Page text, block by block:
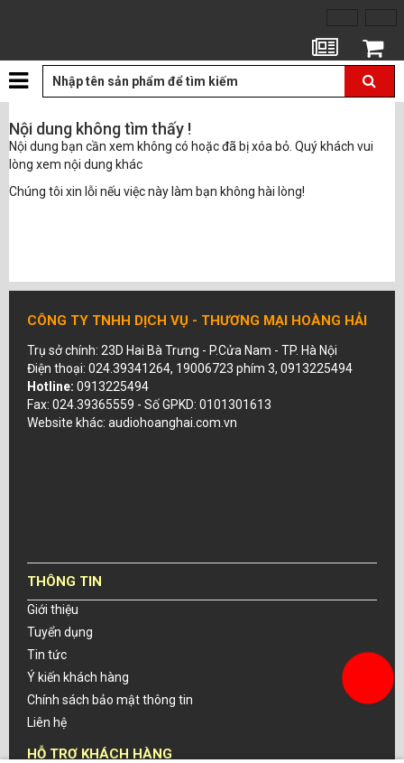
Giỏ hàng
Nội dung không tìm thấy !
Nội dung bạn cần xem không có hoặc đã bị xóa bỏ. Quý khách vui
lòng xem nội dung khác
Chúng tôi xin lỗi nếu việc này làm bạn không hài lòng!
CÔNG TY TNHH DỊCH VỤ - THƯƠNG MẠI HOÀNG HẢI
Trụ sở chính: 23D Hai Bà Trưng - P.Cửa Nam - TP. Hà Nội
Điện thoại: 024.39341264, 19006723 phím 3, 0913225494
Hotline: 0913225494
Fax: 024.39365559 - Số GPKD: 0101301613
Website khác: audiohoanghai.com.vn
THÔNG TIN
Giới thiệu
Tuyển dụng
Tin tức
Ý kiến khách hàng
Chính sách bảo mật thông tin
Liên hệ
HỖ TRỢ KHÁCH HÀNG